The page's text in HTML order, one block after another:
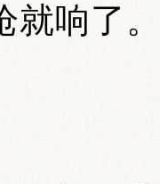
就响了